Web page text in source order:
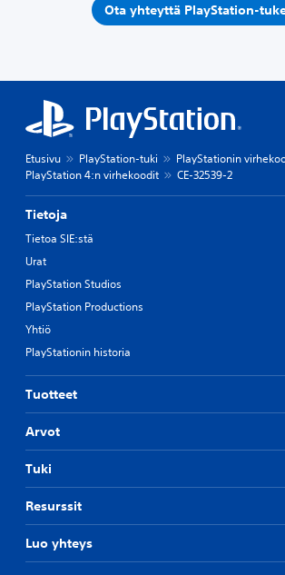
Ota yhteyttä PlayStation-
Etusivu PlayStation-tuki
PlayStationin
PlayStation 4:n virhekoodit
CE-32539-2
Tietoja
Tietoa SIE:stä
Urat
PlayStation Studios
PlayStation Productions
Yhtiö
PlayStationin historia
Tuotteet
Arvot
Tuki
Resurssit
Luo yhteys